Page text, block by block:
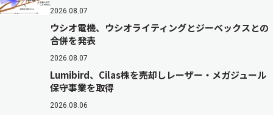
2026.08.07
ウシオ電機、ウシオライティングとジーベックスとの
合併を発表
2026.08.07
Lumibird、Cilas株を売却しレーザー・メガジュール
保守事業を取得
2026.08.06